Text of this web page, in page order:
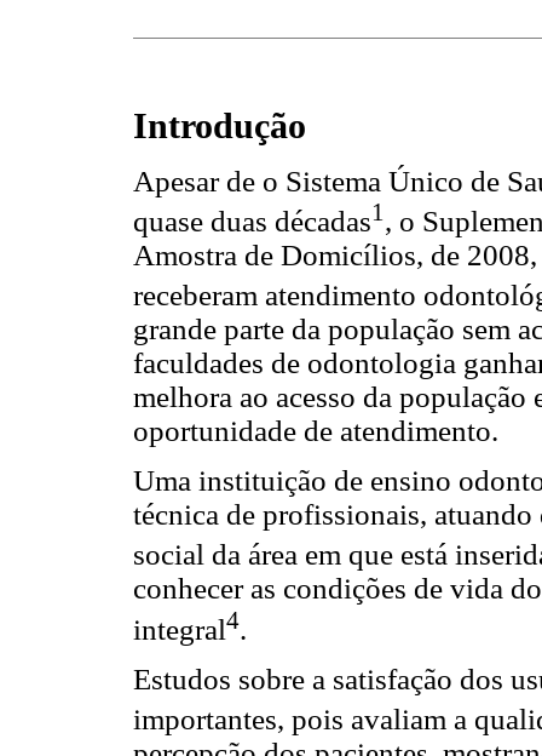
Introdução
Apesar de o Sistema Único de
quase duas décadas1 , o
Amostra de Domicílios, de
receberam atendimento
grande parte da população sem
faculdades de odontologia
melhora ao acesso da população
oportunidade de atendimento.
Uma instituição de ensino
técnica de profissionais,
social da área em que está
conhecer as condições de vida
integral4.
Estudos sobre a satisfação dos
importantes, pois avaliam a